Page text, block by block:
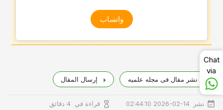
واتساب
نشر مقال فی مجله علمیه إرسال المقال
نشر 2026-02-14 02:44:10 قراءة في 4 دقائق
Chat
via